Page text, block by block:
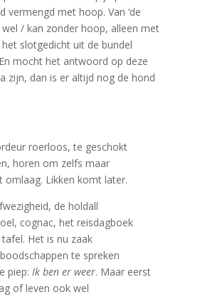
vermengd met hoop. Van ‘de
/ kan zonder hoop, alleen met
slotgedicht uit de bundel
mocht het antwoord op deze
zijn, dan is er altijd nog de hond
roerloos, te geschokt
horen om zelfs maar
omlaag. Likken komt later.
de holdall
cognac, het reisdagboek
Het is nu zaak
te spreken
piep: Ik ben er weer. Maar eerst
of leven ook wel